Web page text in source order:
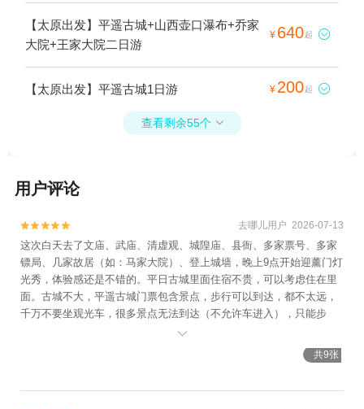
【太原出发】平遥古城+山西壶口瀑布+乔家
大院+王家大院二日游
¥ 640起 
【太原出发】平遥古城1日游 ¥ 200起 
查看剩余55个 
用户评论

 去哪儿用户 2026-07-13
这次白天去了文庙、武庙、清虚观、城隍庙、县衙、多家票号、多家
镖局、几家故居（如：马家大院）、登上城墙，晚上9点开始迎薰门灯
光秀，体验感还是不错的。平日古城里面住宿不贵，可以考虑住在里
面。古城不大，平遥古城门票包含景点，步行可以到达，都不太远，
千万不要坐观光车，很多景点无法到达（不允许车进入），只能步

共9张